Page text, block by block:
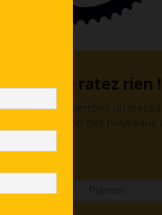
Ne ratez rien !
Nous vous enverrons un
Prénom